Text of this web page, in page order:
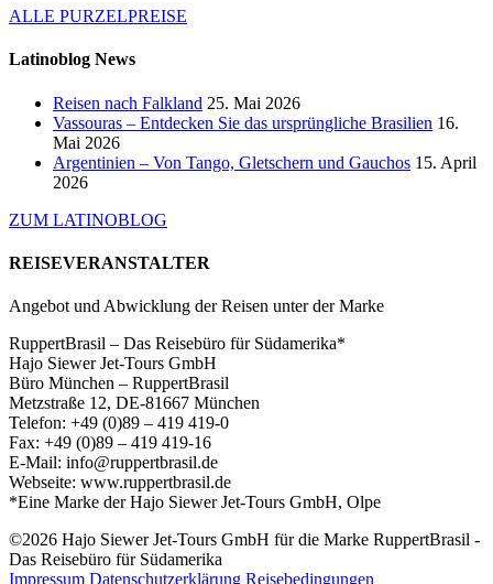
ALLE PURZELPREISE
Latinoblog News
Reisen nach Falkland 25. Mai 2026
Vassouras – Entdecken Sie das ursprüngliche Brasilien 16.
Mai 2026
Argentinien – Von Tango, Gletschern und Gauchos 15. April
2026
ZUM LATINOBLOG
REISEVERANSTALTER
Angebot und Abwicklung der Reisen unter der Marke
RuppertBrasil – Das Reisebüro für Südamerika*
Hajo Siewer Jet-Tours GmbH
Büro München – RuppertBrasil
Metzstraße 12, DE-81667 München
Telefon: +49 (0)89 – 419 419-0
Fax: +49 (0)89 – 419 419-16
E-Mail: info@ruppertbrasil.de
Webseite: www.ruppertbrasil.de
*Eine Marke der Hajo Siewer Jet-Tours GmbH, Olpe
©2026 Hajo Siewer Jet-Tours GmbH für die Marke RuppertBrasil -
Das Reisebüro für Südamerika
Impressum Datenschutzerklärung Reisebedingungen